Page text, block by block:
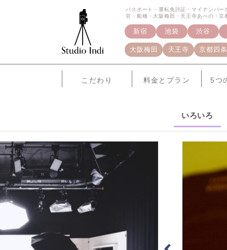
パスポート・運転免許証・マイナンバ
宮・船橋・大阪梅田・天王寺あべの・
新宿 池袋 渋谷
大阪梅田 天王寺 京都四
こだわり 料金とプラン 5つ
いろいろ